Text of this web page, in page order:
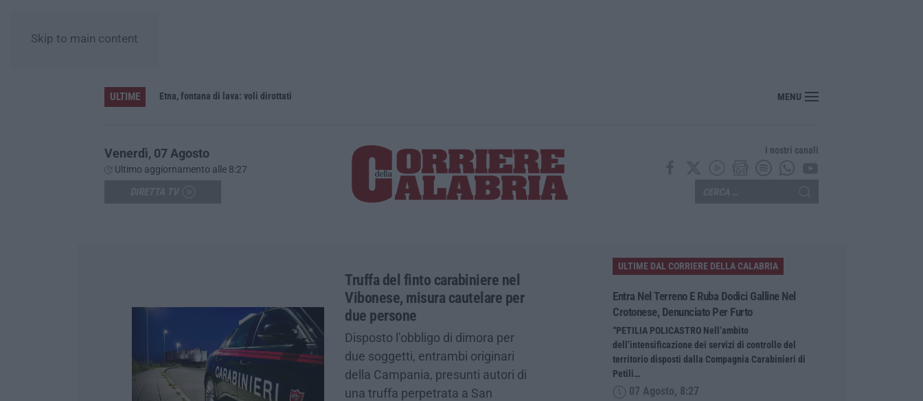
Skip to main content
ULTIME Etna, fontana di lava: voli dirottati La spesa per i farmaci sfiora i 40 miliardi: aumento del 6% nel 2025
MENU
Venerdì, 07 Agosto
Ultimo aggiornamento alle 8:27
I nostri canali
Truffa del finto carabiniere nel
Vibonese, misura cautelare per
due persone
Disposto l’obbligo di dimora per
due soggetti, entrambi originari
della Campania, presunti autori di
una truffa perpetrata a San
ULTIME DAL CORRIERE DELLA CALABRIA
Entra Nel Terreno E Ruba Dodici Galline Nel
Crotonese, Denunciato Per Furto
“PETILIA POLICASTRO Nell’ambito
dell’intensificazione dei servizi di controllo del
territorio disposti dalla Compagnia Carabinieri di
Petili…
07 Agosto, 8:27